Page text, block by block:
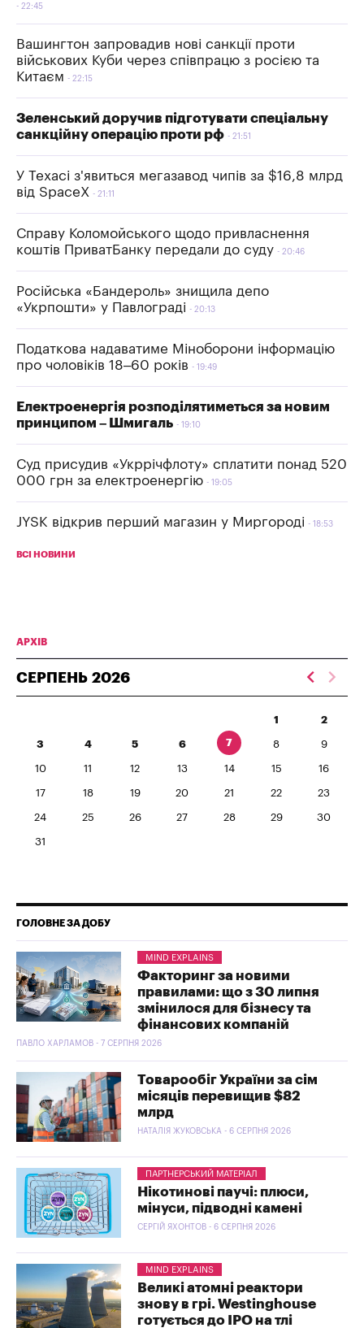
22:45
Вашингтон запровадив нові санкції проти
військових Куби через співпрацю з росією та
Китаєм
22:15
Зеленський доручив підготувати спеціальну
санкційну операцію проти рф
21:51
У Техасі з'явиться мегазавод чипів за $16,8 млрд
від SpaceX
21:11
Справу Коломойського щодо привласнення
коштів ПриватБанку передали до суду
20:46
Російська «Бандероль» знищила депо
«Укрпошти» у Павлограді
20:13
Податкова надаватиме Міноборони інформацію
про чоловіків 18–60 років
19:49
Електроенергія розподілятиметься за новим
принципом – Шмигаль
19:10
Суд присудив «Укррічфлоту» сплатити понад 520
000 грн за електроенергію
19:05
JYSK відкрив перший магазин у Миргороді 18:53
ВСІ НОВИНИ
АРХІВ
СЕРПЕНЬ 2026
1 2
3 4 5 6 7 8 9
10 11 12 13 14 15 16
17 18 19 20 21 22 23
24 25 26 27 28 29 30
31
ГОЛОВНЕ ЗА ДОБУ
MIND EXPLAINS
Факторинг за новими
правилами: що з 30 липня
змінилося для бізнесу та
фінансових компаній
ПАВЛО ХАРЛАМОВ - 7 СЕРПНЯ 2026
Товарообіг України за сім
місяців перевищив $82
млрд
НАТАЛІЯ ЖУКОВСЬКА - 6 СЕРПНЯ 2026
ПАРТНЕРСЬКИЙ МАТЕРІАЛ
Нікотинові паучі: плюси,
мінуси, підводні камені
СЕРГІЙ ЯХОНТОВ - 6 СЕРПНЯ 2026
MIND EXPLAINS
Великі атомні реактори
знову в грі. Westinghouse
готується до IPO на тлі